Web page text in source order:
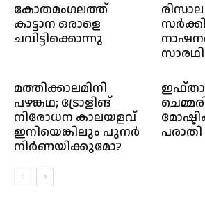
കോതമംഗലത്ത്
കാട്ടാന ഒരാളെ
ചവിട്ടിക്കൊന്നു
രിസാല
മത്തിക്കാലമിനി
പഴങ്കഥ; ട്രോളിങ്‌
നിരോധന കാലയളവ്‌
ഇനിയെങ്കിലും പുനര്‍
നിര്‍ണയിക്കുമോ?
പരാതി